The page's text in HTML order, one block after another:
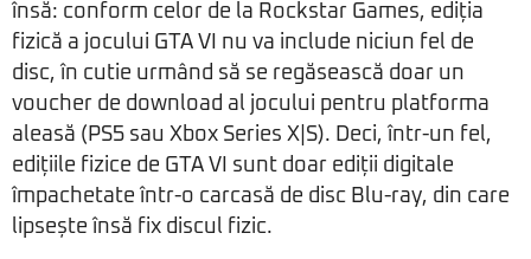
însă: conform celor de la Rockstar Games, ediția
fizică a jocului GTA VI nu va include niciun fel de
disc, în cutie urmând să se regăsească doar un
voucher de download al jocului pentru platforma
aleasă (PS5 sau Xbox Series X|S). Deci, într-un fel,
edițiile fizice de GTA VI sunt doar ediții digitale
împachetate într-o carcasă de disc Blu-ray, din care
lipsește însă fix discul fizic.